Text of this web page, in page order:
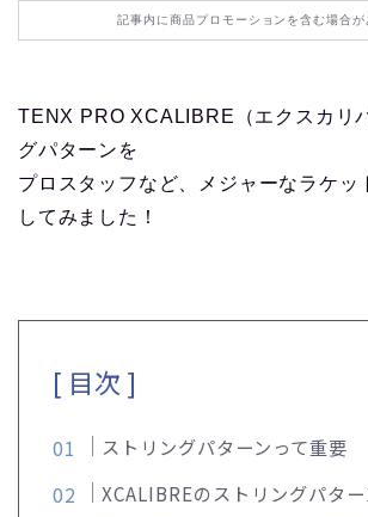
記事内に商品プロモーションを含む場合が
TENX PRO XCALIBRE（エクスカリ
グパターンを
プロスタッフなど、メジャーなラケッ
してみました！
[ 目次 ]
ストリングパターンって重要
XCALIBREのストリングパター